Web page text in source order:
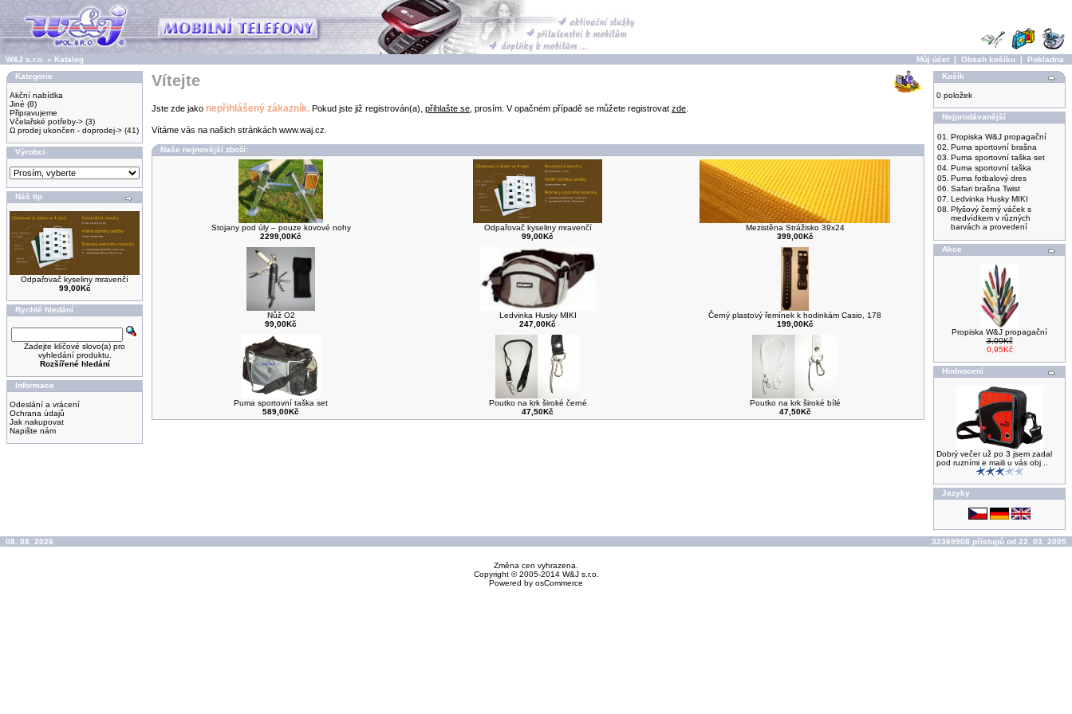
W&J s.r.o. » Katalog Můj účet | Obsah košíku | Pokladna
Kategorie
Akční nabídka
Jiné (8)
Připravujeme
Včelařské potřeby-> (3)
Ω prodej ukončen - doprodej-> (41)
Výrobci
Náš tip
Odpařovač kyseliny mravenčí
99,00Kč
Rychlé hledání
Zadejte klíčové slovo(a) pro
vyhledání produktu.
Rozšířené hledání
Informace
Odeslání a vrácení
Ochrana údajů
Jak nakupovat
Napište nám
Vítejte
Jste zde jako nepřihlášený zákazník. Pokud jste již registrován(a), přihlašte se , prosím. V opačném případě se můžete registrovat zde
Vítáme vás na našich stránkách www.waj.cz.
Naše nejnovější zboží:
Stojany pod úly – pouze kovové nohy
2299,00Kč
Odpařovač kyseliny mravenčí
99,00Kč
Mezistěna Strážisko 39x24
399,00Kč
Nůž O2
99,00Kč
Ledvinka Husky MIKI
247,00Kč
Černý plastový řemínek k hodinkám Casio, 178
199,00Kč
Puma sportovní taška set
589,00Kč
Poutko na krk široké černé
47,50Kč
Poutko na krk široké bílé
47,50Kč
Košík
0 položek
Nejprodávanější
01.
Propiska W&J propagační
02. Puma sportovní brašna
03. Puma sportovní taška set
04. Puma sportovní taška
05. Puma fotbalový dres
06. Safari brašna Twist
07. Ledvinka Husky MIKI
08. Plyšový černý váček s
medvídkem v různých
barvách a provedení
Akce
Propiska W&J propagační
3,00Kč
0,95Kč
Hodnocení
Dobrý večer už po 3 jsem zadal
pod ruzními e maili u vás obj ..
Jazyky
08. 08. 2026 32369908 přístupů od 22. 03. 2005
Změna cen vyhrazena.
Copyright © 2005-2014 W&J s.r.o.
Powered by osCommerce